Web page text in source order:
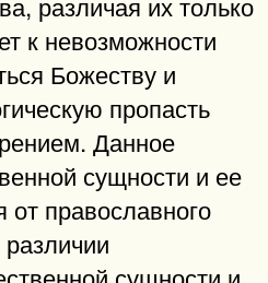
к невозможности
Божеству и
пропасть
Данное
сущности и ее
от православного